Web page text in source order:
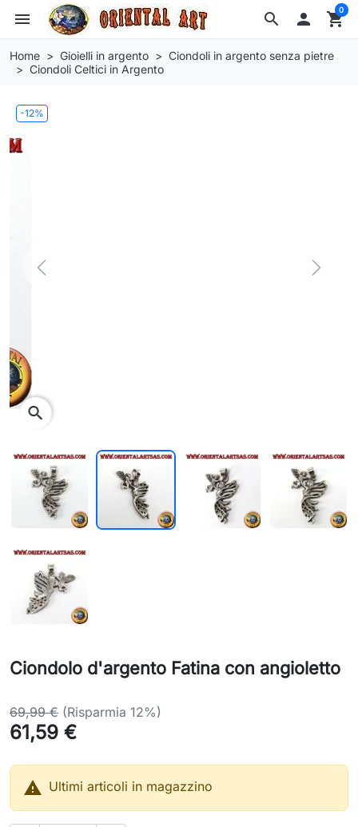
search
menu  shopping_cart
0
Home Gioielli in argento
Ciondoli in argento senza pietre
Ciondoli Celtici in Argento
-12%
Previous Next
Ciondolo d'argento Fatina con angioletto
69,99 € (Risparmia 12%)
61,59 €
 Ultimi articoli in magazzino